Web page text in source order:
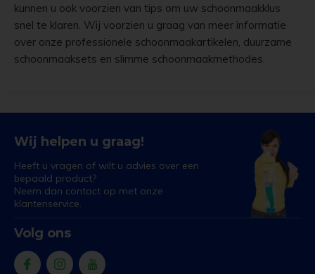
kunnen u ook voorzien van tips om uw schoonmaakklus
snel te klaren. Wij voorzien u graag van meer informatie
over onze professionele schoonmaakartikelen, duurzame
schoonmaaksets en slimme schoonmaakmethodes.
Wij helpen u graag!
Heeft u vragen of wilt u advies over een
bepaald product?
Neem dan contact op met onze
klantenservice.
Volg ons